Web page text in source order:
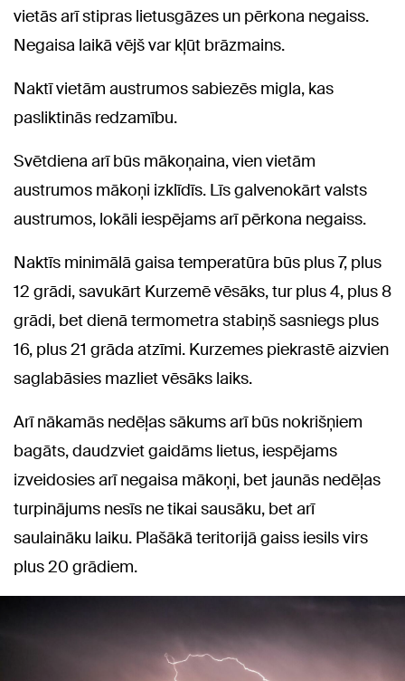
vietās arī stipras lietusgāzes un pērkona negaiss.
Negaisa laikā vējš var kļūt brāzmains.
Naktī vietām austrumos sabiezēs migla, kas
pasliktinās redzamību.
Svētdiena arī būs mākoņaina, vien vietām
austrumos mākoņi izklīdīs. Līs galvenokārt valsts
austrumos, lokāli iespējams arī pērkona negaiss.
Naktīs minimālā gaisa temperatūra būs plus 7, plus
12 grādi, savukārt Kurzemē vēsāks, tur plus 4, plus 8
grādi, bet dienā termometra stabiņš sasniegs plus
16, plus 21 grāda atzīmi. Kurzemes piekrastē aizvien
saglabāsies mazliet vēsāks laiks.
Arī nākamās nedēļas sākums arī būs nokrišņiem
bagāts, daudzviet gaidāms lietus, iespējams
izveidosies arī negaisa mākoņi, bet jaunās nedēļas
turpinājums nesīs ne tikai sausāku, bet arī
saulaināku laiku. Plašākā teritorijā gaiss iesils virs
plus 20 grādiem.